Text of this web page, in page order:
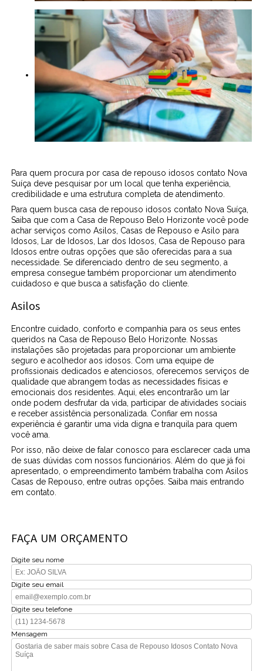
Para quem procura por casa de repouso idosos contato Nova
Suíça deve pesquisar por um local que tenha experiência,
credibilidade e uma estrutura completa de atendimento.
Para quem busca casa de repouso idosos contato Nova Suíça,
Saiba que com a Casa de Repouso Belo Horizonte você pode
achar serviços como Asilos, Casas de Repouso e Asilo para
Idosos, Lar de Idosos, Lar dos Idosos, Casa de Repouso para
Idosos entre outras opções que são oferecidas para a sua
necessidade. Se diferenciado dentro de seu segmento, a
empresa consegue também proporcionar um atendimento
cuidadoso e que busca a satisfação do cliente.
Asilos
Encontre cuidado, conforto e companhia para os seus entes
queridos na Casa de Repouso Belo Horizonte. Nossas
instalações são projetadas para proporcionar um ambiente
seguro e acolhedor aos idosos. Com uma equipe de
profissionais dedicados e atenciosos, oferecemos serviços de
qualidade que abrangem todas as necessidades físicas e
emocionais dos residentes. Aqui, eles encontrarão um lar
onde podem desfrutar da vida, participar de atividades sociais
e receber assistência personalizada. Confiar em nossa
experiência é garantir uma vida digna e tranquila para quem
você ama.
Por isso, não deixe de falar conosco para esclarecer cada uma
de suas dúvidas com nossos funcionários. Além do que já foi
apresentado, o empreendimento também trabalha com Asilos
Casas de Repouso, entre outras opções. Saiba mais entrando
em contato.
FAÇA UM ORÇAMENTO
Digite seu nome
Digite seu email
Digite seu telefone
Mensagem